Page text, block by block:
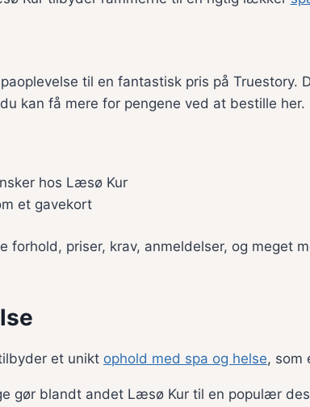
til en fantastisk pris på
kan få mere for pengene ved at bestille
hos Læsø Kur
et gavekort
forhold, priser, krav, anmeldelser, og meget
et unikt ophold med spa og helse, som
gør blandt andet Læsø Kur til en populær